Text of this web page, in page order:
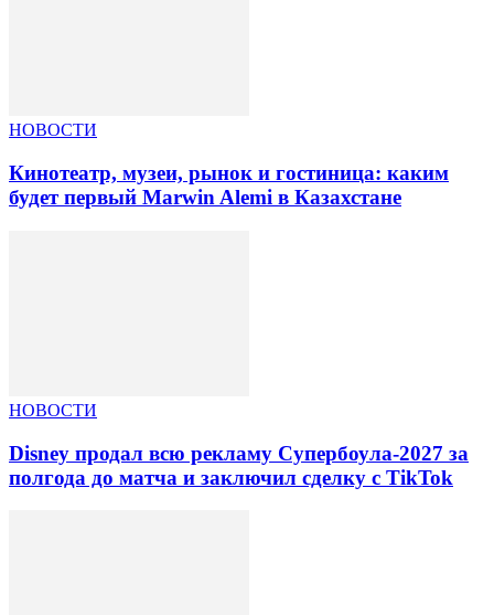
НОВОСТИ
Кинотеатр, музеи, рынок и гостиница: каким
будет первый Marwin Alemi в Казахстане
НОВОСТИ
Disney продал всю рекламу Супербоула-2027 за
полгода до матча и заключил сделку с TikTok